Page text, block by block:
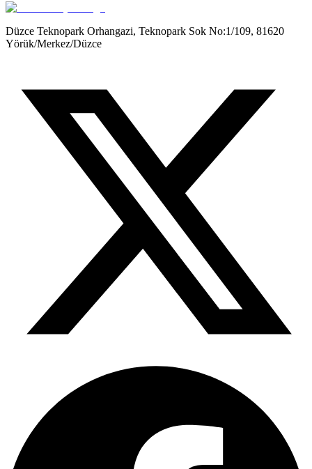
Google Play
Düzce Teknopark Orhangazi, Teknopark Sok No:1/109, 81620
Yörük/Merkez/Düzce